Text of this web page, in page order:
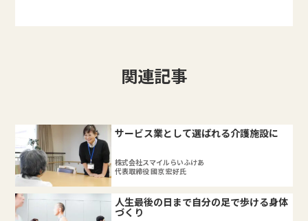
関連記事
サービス業として選ばれる介護施設に
株式会社スマイルらいふけあ
代表取締役 國京 宏好氏
人生最後の日まで自分の足で歩ける身体
づくり